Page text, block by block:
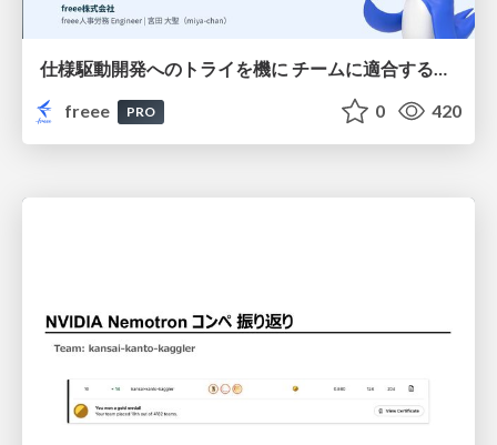
仕様駆動開発へのトライを機に チームに適合する手法を模索し続けている話
freee
PRO 0 420